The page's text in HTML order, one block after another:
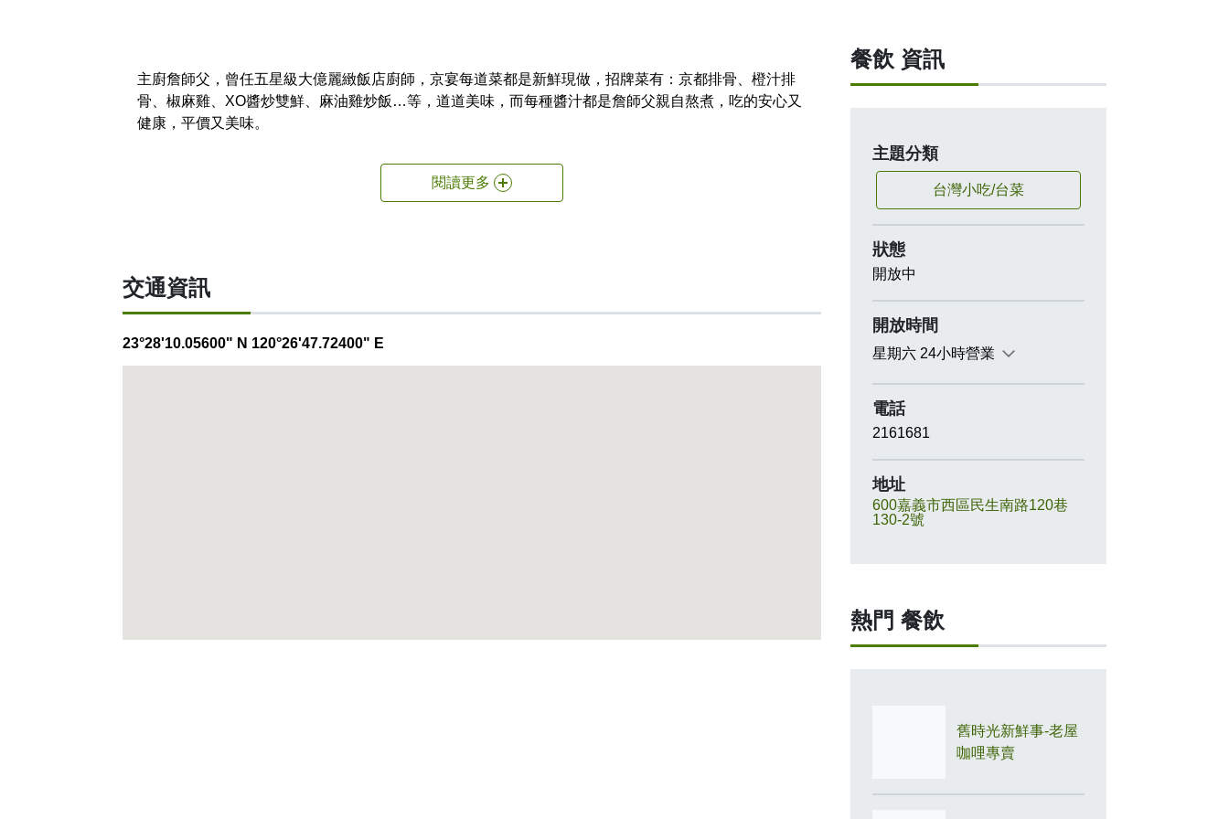
主廚詹師父，曾任五星級大億麗緻飯店廚師，京宴每道菜都是新鮮現做，招牌菜有：京都排骨、橙汁排
骨、椒麻雞、XO醬炒雙鮮、麻油雞炒飯…等，道道美味，而每種醬汁都是詹師父親自熬煮，吃的安心又
健康，平價又美味。
閱讀更多
交通資訊
23°28'10.05600" N 120°26'47.72400" E
餐飲 資訊
主題分類
台灣小吃/台菜
狀態
開放中
開放時間
星期六 24小時營業
電話
2161681
地址
600嘉義市西區民生南路120巷
130-2號
熱門 餐飲
舊時光新鮮事-老屋
咖哩專賣